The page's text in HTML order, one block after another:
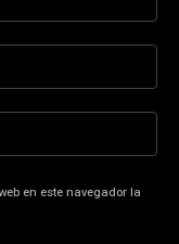
en este navegador la